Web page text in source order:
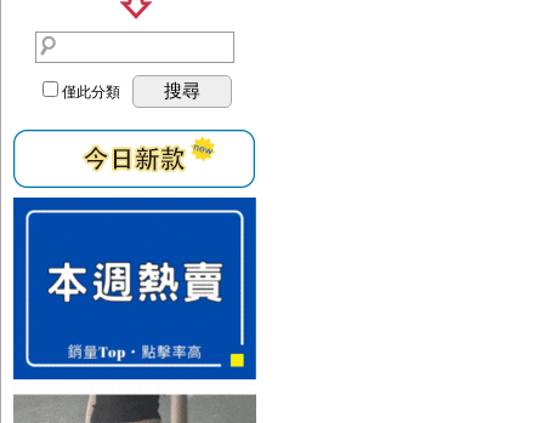
僅此分類 搜尋